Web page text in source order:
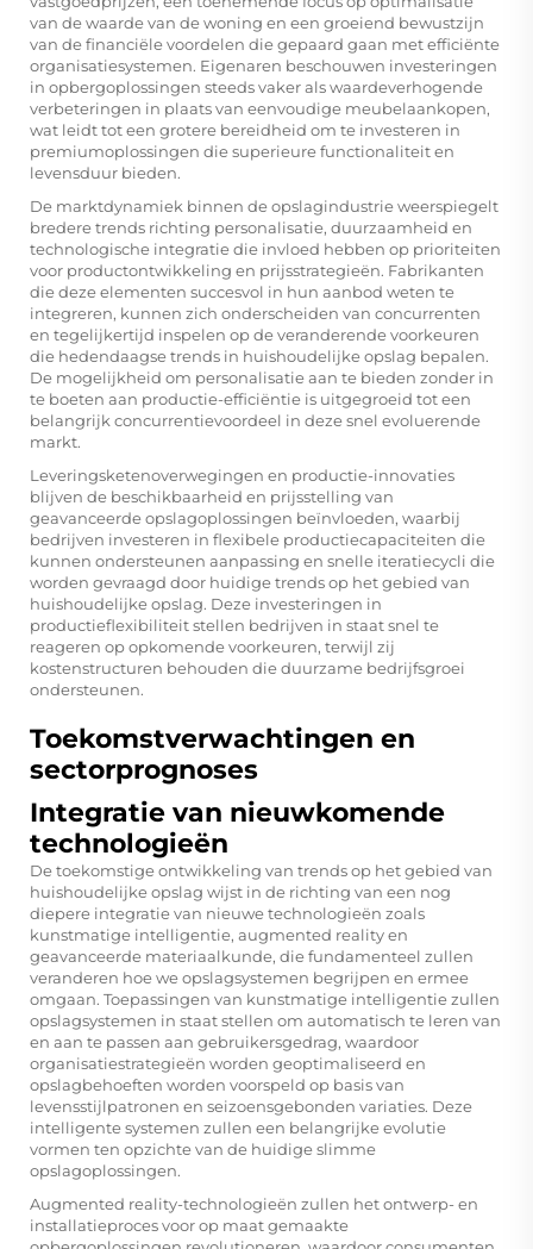
van de waarde van de woning en een groeiend bewustzijn
van de financiële voordelen die gepaard gaan met efficiënte
organisatiesystemen. Eigenaren beschouwen investeringen
in opbergoplossingen steeds vaker als waardeverhogende
verbeteringen in plaats van eenvoudige meubelaankopen,
wat leidt tot een grotere bereidheid om te investeren in
premiumoplossingen die superieure functionaliteit en
levensduur bieden.
De marktdynamiek binnen de opslagindustrie weerspiegelt
bredere trends richting personalisatie, duurzaamheid en
technologische integratie die invloed hebben op prioriteiten
voor productontwikkeling en prijsstrategieën. Fabrikanten
die deze elementen succesvol in hun aanbod weten te
integreren, kunnen zich onderscheiden van concurrenten
en tegelijkertijd inspelen op de veranderende voorkeuren
die hedendaagse trends in huishoudelijke opslag bepalen.
De mogelijkheid om personalisatie aan te bieden zonder in
te boeten aan productie-efficiëntie is uitgegroeid tot een
belangrijk concurrentievoordeel in deze snel evoluerende
markt.
Leveringsketenoverwegingen en productie-innovaties
blijven de beschikbaarheid en prijsstelling van
geavanceerde opslagoplossingen beïnvloeden, waarbij
bedrijven investeren in flexibele productiecapaciteiten die
kunnen ondersteunen aanpassing en snelle iteratiecycli die
worden gevraagd door huidige trends op het gebied van
huishoudelijke opslag. Deze investeringen in
productieflexibiliteit stellen bedrijven in staat snel te
reageren op opkomende voorkeuren, terwijl zij
kostenstructuren behouden die duurzame bedrijfsgroei
ondersteunen.
Toekomstverwachtingen en
sectorprognoses
Integratie van nieuwkomende
technologieën
De toekomstige ontwikkeling van trends op het gebied van
huishoudelijke opslag wijst in de richting van een nog
diepere integratie van nieuwe technologieën zoals
kunstmatige intelligentie, augmented reality en
geavanceerde materiaalkunde, die fundamenteel zullen
veranderen hoe we opslagsystemen begrijpen en ermee
omgaan. Toepassingen van kunstmatige intelligentie zullen
opslagsystemen in staat stellen om automatisch te leren van
en aan te passen aan gebruikersgedrag, waardoor
organisatiestrategieën worden geoptimaliseerd en
opslagbehoeften worden voorspeld op basis van
levensstijlpatronen en seizoensgebonden variaties. Deze
intelligente systemen zullen een belangrijke evolutie
vormen ten opzichte van de huidige slimme
opslagoplossingen.
Augmented reality-technologieën zullen het ontwerp- en
installatieproces voor op maat gemaakte